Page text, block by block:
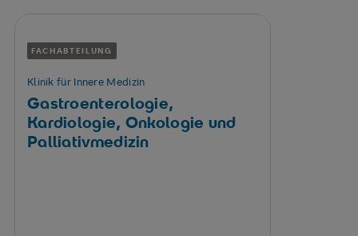
FACHABTEILUNG
Klinik für Innere Medizin
Gastroenterologie,
Kardiologie, Onkologie und
Palliativmedizin